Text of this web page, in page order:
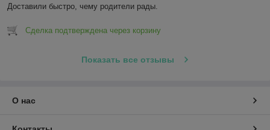
Доставили быстро, чему родители рады.
Сделка подтверждена через корзину
Показать все отзывы
О нас